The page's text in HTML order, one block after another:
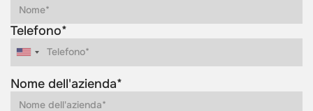
Telefono*
Nome dell'azienda*